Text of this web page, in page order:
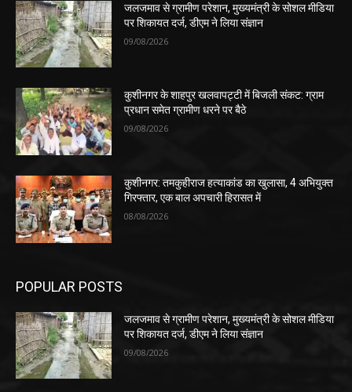
जलजमाव से ग्रामीण परेशान, मुख्यमंत्री के सोशल मीडिया
पर शिकायत दर्ज, डीएम ने लिया संज्ञान
09/08/2026
कुशीनगर के शाहपुर खलवापट्टी में बिजली संकट: ग्राम
प्रधान समेत ग्रामीण धरने पर बैठे
09/08/2026
कुशीनगर: तमकुहीराज हत्याकांड का खुलासा, 4 अभियुक्त
गिरफ्तार, एक बाल अपचारी हिरासत में
08/08/2026
POPULAR POSTS
जलजमाव से ग्रामीण परेशान, मुख्यमंत्री के सोशल मीडिया
पर शिकायत दर्ज, डीएम ने लिया संज्ञान
09/08/2026